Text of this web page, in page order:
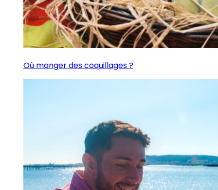
Où manger des coquillages ?